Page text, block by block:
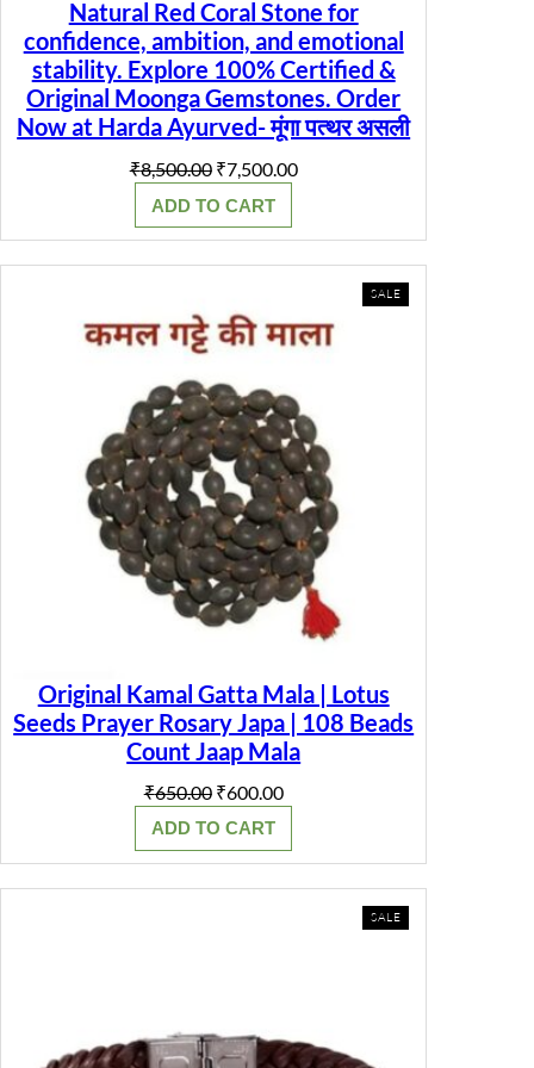
Natural Red Coral Stone for
confidence, ambition, and emotional
stability. Explore 100% Certified &
Original Moonga Gemstones. Order
Now at Harda Ayurved- मूंगा पत्थर असली
₹8,500.00 Original
price
was:
₹8,500.00.
₹7,500.00Current
ADD TO CART
SALEPRODUCT
ON
Original Kamal Gatta Mala | Lotus
Seeds Prayer Rosary Japa | 108 Beads
Count Jaap Mala
₹650.00 Original
price
was:
₹650.00.
₹600.00Current
price
₹600.00.
ADD TO CART
SALEPRODUCT
ON